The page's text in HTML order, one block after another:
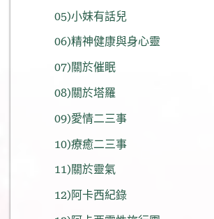
05)小妹有話兒
06)精神健康與身心靈
07)關於催眠
08)關於塔羅
09)愛情二三事
10)療癒二三事
11)關於靈氣
12)阿卡西紀錄